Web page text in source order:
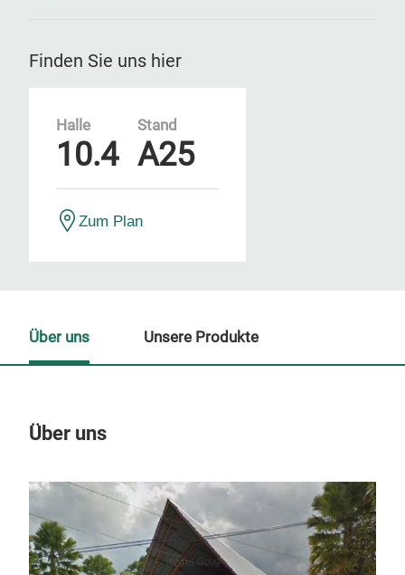
Finden Sie uns hier
Halle
10.4
Stand
A25
Zum Plan
Über uns
Über uns Unsere Produkte